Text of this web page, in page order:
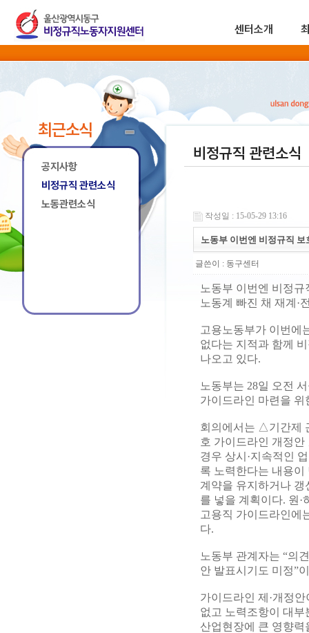
센터소개
최근소식
공지사항
비정규직 관련소식
노동관련소식
비정규직 관련소식
작성일 : 15-05-29 13:16
노동부 이번엔 비정규직
글쓴이 : 동구센터
노동부 이번엔 비정
노동계 빠진 채 재계·
고용노동부가 이번에
없다는 지적과 함께
나오고 있다.
노동부는 28일 오전
가이드라인 마련을
회의에서는 △기간제
호 가이드라인 개정
경우 상시·지속적인
록 노력한다는 내용
계약을 유지하거나 갱
를 넣을 계획이다. 원
고용직 가이드라인에
다.
노동부 관계자는 “의
안 발표시기도 미정”
가이드라인 제·개정
없고 노력조항이 대부
산업현장에 큰 영향력